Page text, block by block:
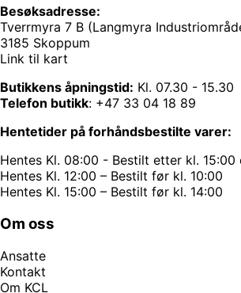
Besøksadresse:
Tverrmyra 7 B (Langmyra
3185 Skoppum
Link til kart
Butikkens åpningstid: Kl. 07.30 - 15.30
Telefon butikk: +47 33 04 18 89
Hentetider på forhåndsbestilte varer:
Hentes Kl. 08:00 - Bestilt etter kl. 15:00
Hentes Kl. 12:00 – Bestilt før kl. 10:00
Hentes Kl. 15:00 – Bestilt før kl. 14:00
Om oss
Ansatte
Kontakt
Om KCL